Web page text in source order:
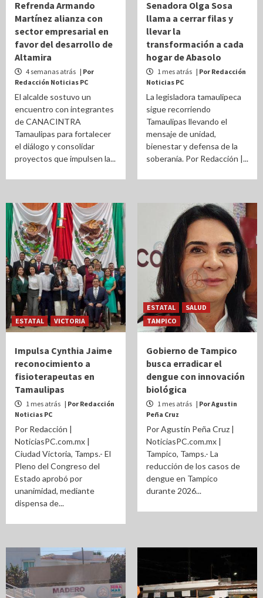
Refrenda Armando
Martínez alianza con
sector empresarial en
favor del desarrollo de
Altamira
4 semanas atrás | Por
Redacción Noticias PC
El alcalde sostuvo un
encuentro con integrantes
de CANACINTRA
Tamaulipas para fortalecer
el diálogo y consolidar
proyectos que impulsen la...
Senadora Olga Sosa
llama a cerrar filas y
llevar la
transformación a cada
hogar de Abasolo
1 mes atrás | Por Redacción
Noticias PC
La legisladora tamaulipeca
sigue recorriendo
Tamaulipas llevando el
mensaje de unidad,
bienestar y defensa de la
soberanía. Por Redacción |...
ESTATAL VICTORIA
Impulsa Cynthia Jaime
reconocimiento a
fisioterapeutas en
Tamaulipas
1 mes atrás | Por Redacción
Noticias PC
Por Redacción |
NoticiasPC.com.mx |
Ciudad Victoria, Tamps.- El
Pleno del Congreso del
Estado aprobó por
unanimidad, mediante
dispensa de...
ESTATAL
SALUD
TAMPICO
Gobierno de Tampico
busca erradicar el
dengue con innovación
biológica
1 mes atrás | Por Agustin
Peña Cruz
Por Agustín Peña Cruz |
NoticiasPC.com.mx |
Tampico, Tamps.- La
reducción de los casos de
dengue en Tampico
durante 2026...